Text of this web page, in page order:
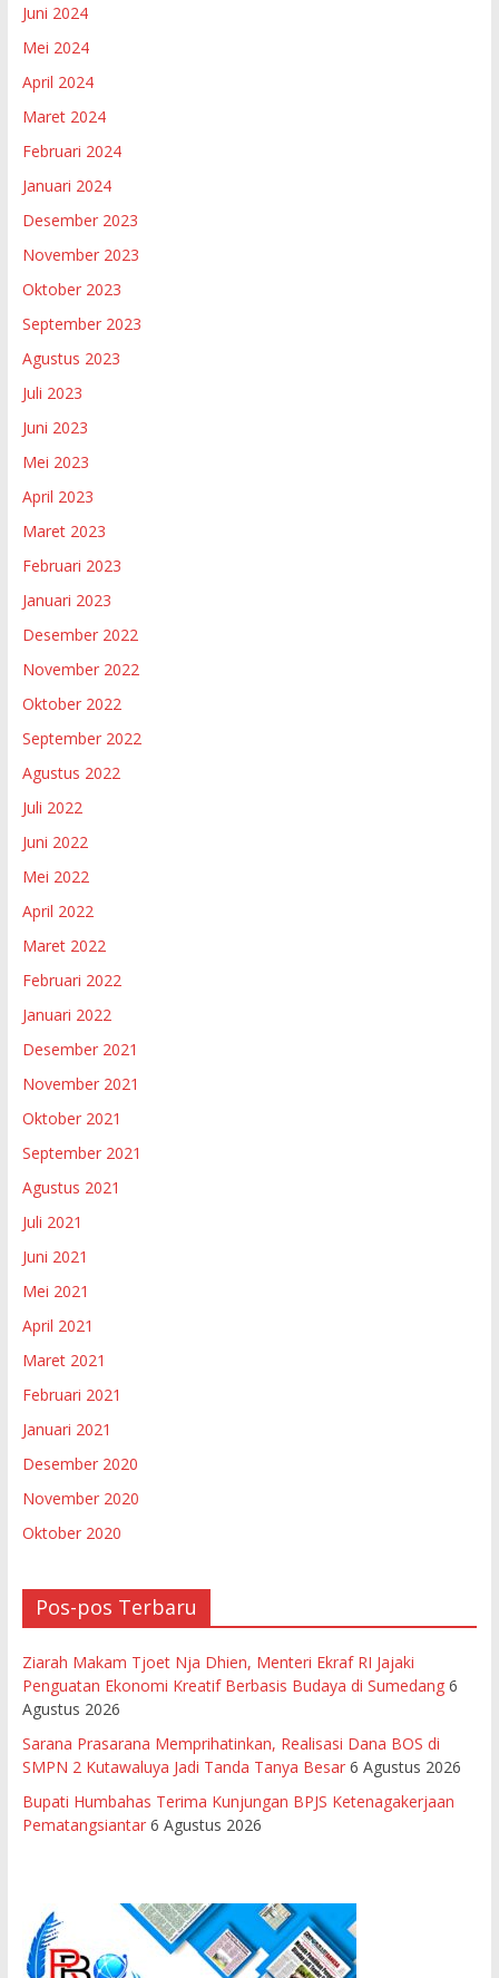
Juni 2024
Mei 2024
April 2024
Maret 2024
Februari 2024
Januari 2024
Desember 2023
November 2023
Oktober 2023
September 2023
Agustus 2023
Juli 2023
Juni 2023
Mei 2023
April 2023
Maret 2023
Februari 2023
Januari 2023
Desember 2022
November 2022
Oktober 2022
September 2022
Agustus 2022
Juli 2022
Juni 2022
Mei 2022
April 2022
Maret 2022
Februari 2022
Januari 2022
Desember 2021
November 2021
Oktober 2021
September 2021
Agustus 2021
Juli 2021
Juni 2021
Mei 2021
April 2021
Maret 2021
Februari 2021
Januari 2021
Desember 2020
November 2020
Oktober 2020
Pos-pos Terbaru
Ziarah Makam Tjoet Nja Dhien, Menteri Ekraf RI Jajaki
Penguatan Ekonomi Kreatif Berbasis Budaya di Sumedang 6
Agustus 2026
Sarana Prasarana Memprihatinkan, Realisasi Dana BOS di
SMPN 2 Kutawaluya Jadi Tanda Tanya Besar 6 Agustus 2026
Bupati Humbahas Terima Kunjungan BPJS Ketenagakerjaan
Pematangsiantar 6 Agustus 2026